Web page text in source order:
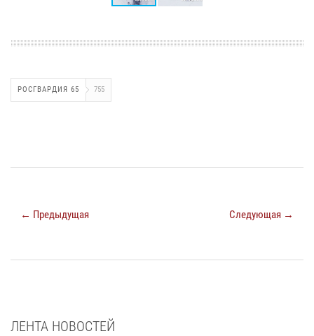
РОСГВАРДИЯ 65 755
← Предыдущая Следующая →
ЛЕНТА НОВОСТЕЙ